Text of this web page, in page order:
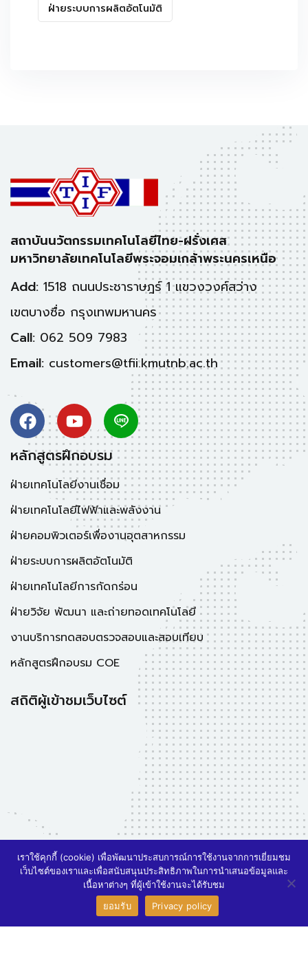
ฝ่ายระบบการผลิตอัตโนมัติ
สถาบันนวัตกรรมเทคโนโลยีไทย-ฝรั่งเศส
มหาวิทยาลัยเทคโนโลยีพระจอมเกล้าพระนครเหนือ
Add: 1518 ถนนประชาราษฎร์ 1 แขวงวงศ์สว่าง
เขตบางซื่อ กรุงเทพมหานคร
Call: 062 509 7983
Email: customers@tfii.kmutnb.ac.th
หลักสูตรฝึกอบรม
ฝ่ายเทคโนโลยีงานเชื่อม
ฝ่ายเทคโนโลยีไฟฟ้าและพลังงาน
ฝ่ายคอมพิวเตอร์เพื่องานอุตสาหกรรม
ฝ่ายระบบการผลิตอัตโนมัติ
ฝ่ายเทคโนโลยีการกัดกร่อน
ฝ่ายวิจัย พัฒนา และถ่ายทอดเทคโนโลยี
งานบริการทดสอบตรวจสอบและสอบเทียบ
หลักสูตรฝึกอบรม COE
สถิติผู้เข้าชมเว็บไซต์
เราใช้คุกกี้ (cookie) เพื่อพัฒนาประสบการณ์การใช้งานจากการเยี่ยมชม
เว็บไซต์ของเราและเพื่อสนับสนุนประสิทธิภาพในการนำเสนอข้อมูลและ
เนื้อหาต่างๆ ที่ผู้เข้าใช้งานจะได้รับชม
ยอมรับ
Privacy policy
สอบถามรายละเอียดเพิ่มเติม
3